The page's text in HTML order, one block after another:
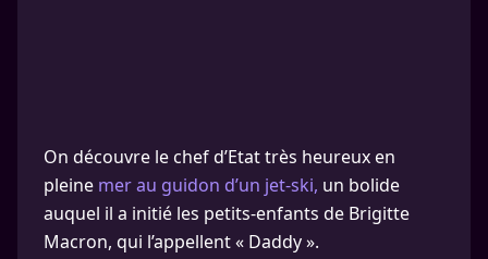
On découvre le chef d’Etat très heureux en
pleine mer au guidon d’un jet-ski, un bolide
auquel il a initié les petits-enfants de Brigitte
Macron, qui l’appellent « Daddy ».